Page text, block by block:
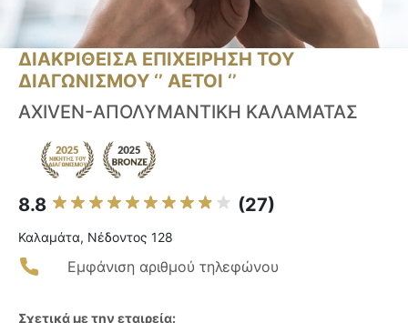
ΔΙΑΚΡΙΘΕΙΣΑ ΕΠΙΧΕΙΡΗΣΗ ΤΟΥ
ΔΙΑΓΩΝΙΣΜΟΥ ‘’ ΑΕΤΟΙ ‘’
AXIVEN-ΑΠΟΛΥΜΑΝΤΙΚΗ ΚΑΛΑΜΑΤΑΣ
8.8 (27)
Καλαμάτα, Νέδοντος 128
Εμφάνιση αριθμού τηλεφώνου
Σχετικά με την εταιρεία: